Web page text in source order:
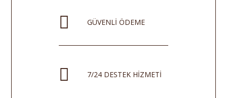
GÜVENLİ ÖDEME
7/24 DESTEK HİZMETİ